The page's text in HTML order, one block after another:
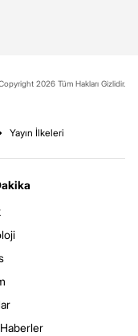
2026 Tüm Hakları Gizlidir.
Yayın İlkeleri